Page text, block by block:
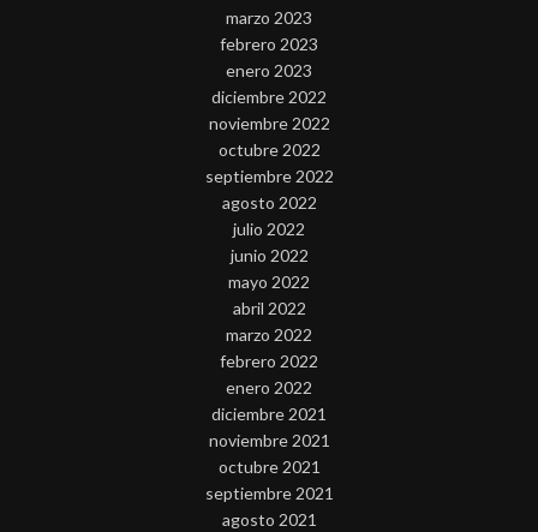
marzo 2023
febrero 2023
enero 2023
diciembre 2022
noviembre 2022
octubre 2022
septiembre 2022
agosto 2022
julio 2022
junio 2022
mayo 2022
abril 2022
marzo 2022
febrero 2022
enero 2022
diciembre 2021
noviembre 2021
octubre 2021
septiembre 2021
agosto 2021